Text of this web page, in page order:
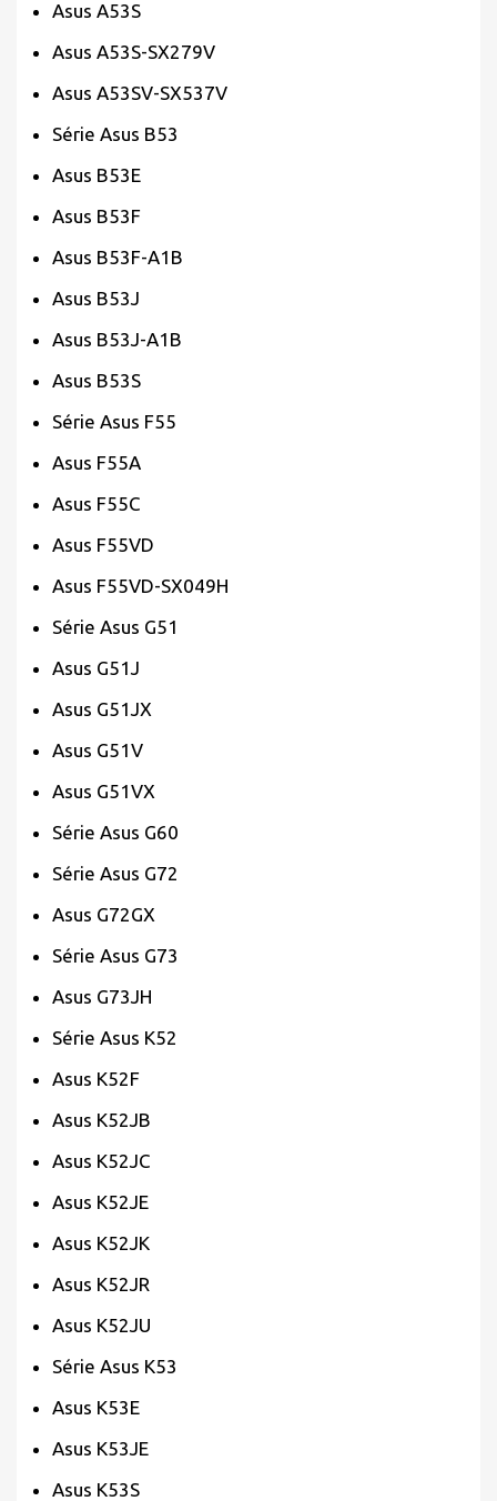
Asus A53S
Asus A53S-SX279V
Asus A53SV-SX537V
Série Asus B53
Asus B53E
Asus B53F
Asus B53F-A1B
Asus B53J
Asus B53J-A1B
Asus B53S
Série Asus F55
Asus F55A
Asus F55C
Asus F55VD
Asus F55VD-SX049H
Série Asus G51
Asus G51J
Asus G51JX
Asus G51V
Asus G51VX
Série Asus G60
Série Asus G72
Asus G72GX
Série Asus G73
Asus G73JH
Série Asus K52
Asus K52F
Asus K52JB
Asus K52JC
Asus K52JE
Asus K52JK
Asus K52JR
Asus K52JU
Série Asus K53
Asus K53E
Asus K53JE
Asus K53S